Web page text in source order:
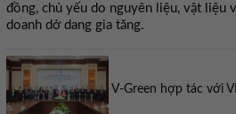
đồng, chủ yếu do nguyên liệu, vật liệu
doanh dở dang gia tăng.
V-Green hợp tác với